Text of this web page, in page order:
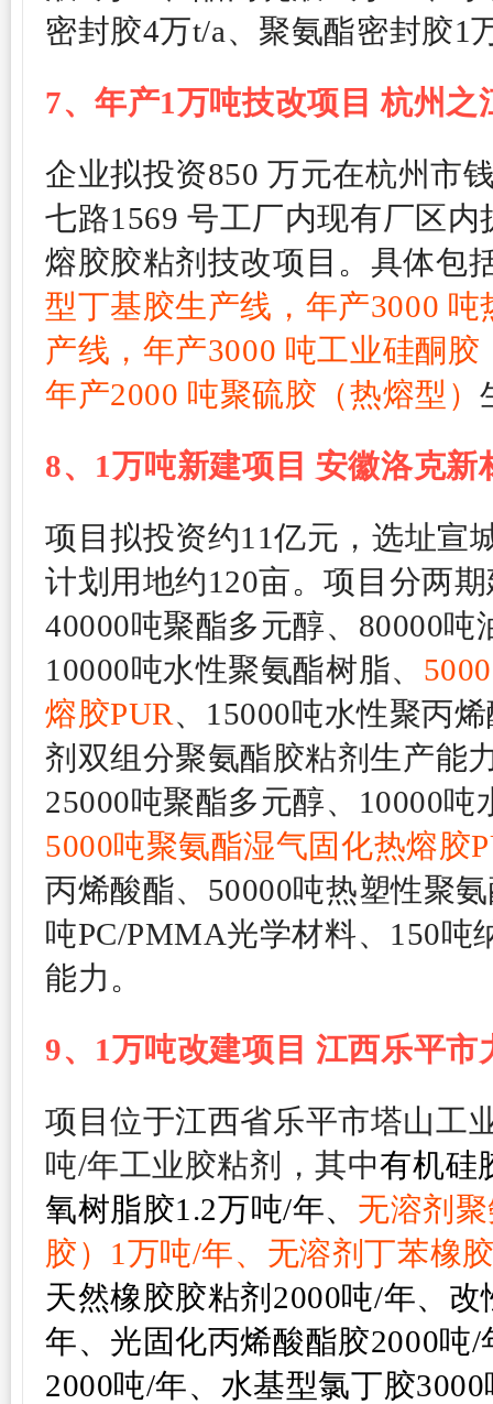
密封胶4万t/a、聚氨酯密封胶1
7、年产1万吨技改项目杭州之
企业拟投资850 万元在杭州市
七路1569 号工厂内现有厂区内
熔胶胶粘剂技改项目。具体包
型丁基胶生产线，年产3000
产线，年产3000 吨工业硅酮
年产2000 吨聚硫胶（热熔型）
8、 1万吨新建项目 安徽洛克新
项目拟投资约11亿元，选址宣
计划用地约120亩。项目分两
40000吨聚酯多元醇、80000吨
10000吨水性聚氨酯树脂、
熔胶PUR、15000吨水性聚丙
剂双组分聚氨酯胶粘剂生产能
25000吨聚酯多元醇、10000吨
5000吨聚氨酯湿气固化热熔胶
丙烯酸酯、50000吨热塑性聚
吨PC/PMMA光学材料、150吨
能力。
9、 1万吨改建项目 江西乐平市
项目位于江西省乐平市塔山工
吨/年工业胶粘剂，其中有机硅
氧树脂胶1.2万吨/年、 无溶剂
胶）1万吨/年、无溶剂丁苯橡
天然橡胶胶粘剂2000吨/年、
年、光固化丙烯酸酯胶2000吨
2000吨/年、水基型氯丁胶